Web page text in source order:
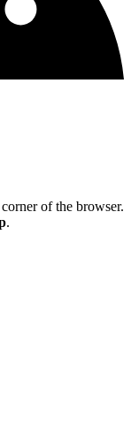
of the browser.
.